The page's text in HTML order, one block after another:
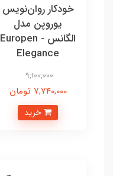
خودکار روان‌نویس
یوروپن مدل
الگانس - Europen
Elegance
9,100,000
7,740,000 تومان